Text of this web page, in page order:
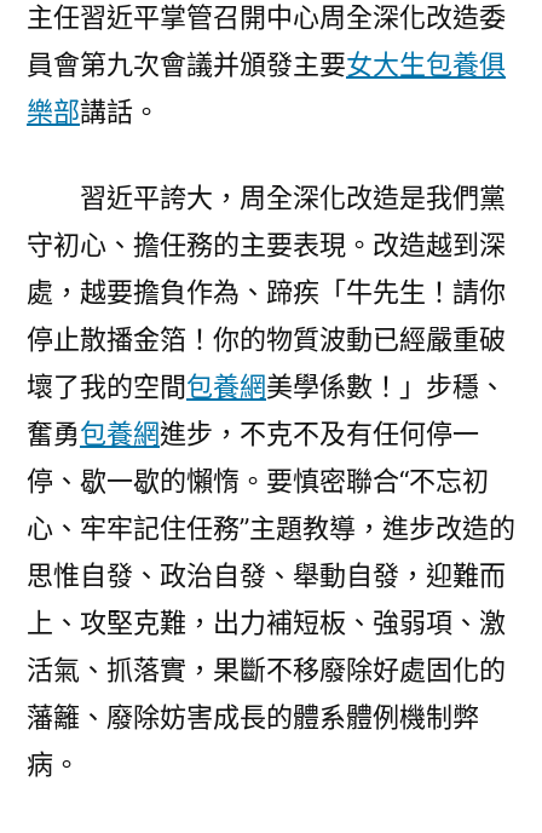
中
心
深
第
次
會
議，
定
了
這
年
夜
事〉
主任習近平掌管召開中心周全深化改造委
員會第九次會議并頒發主要女大生包養俱
樂部講話。
習近平誇大，周全深化改造是我們黨
守初心、擔任務的主要表現。改造越到深
處，越要擔負作為、蹄疾「牛先生！請你
停止散播金箔！你的物質波動已經嚴重破
壞了我的空間包養網美學係數！」步穩、
奮勇包養網進步，不克不及有任何停一
停、歇一歇的懶惰。要慎密聯合“不忘初
心、牢牢記住任務”主題教導，進步改造的
思惟自發、政治自發、舉動自發，迎難而
上、攻堅克難，出力補短板、強弱項、激
活氣、抓落實，果斷不移廢除好處固化的
藩籬、廢除妨害成長的體系體例機制弊
病。